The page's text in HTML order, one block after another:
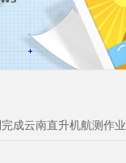
完成云南直升机航测作业